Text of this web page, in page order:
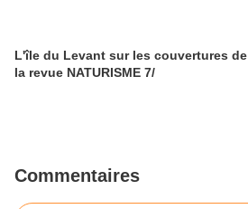
L'île du Levant sur les couvertures de
la revue NATURISME 7/
Commentaires